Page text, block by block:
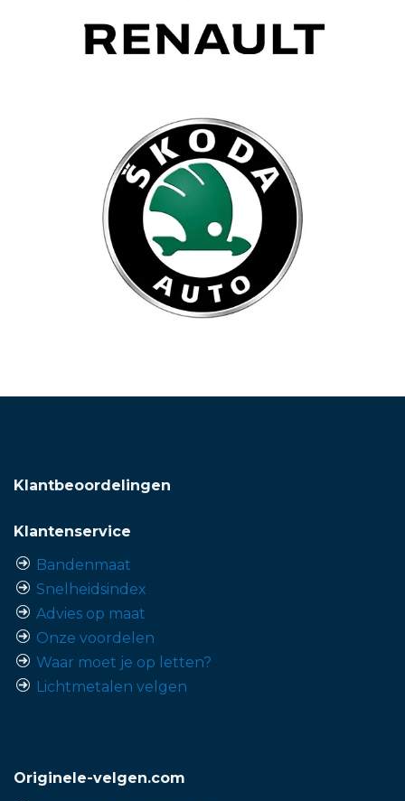
Klantbeoordelingen
Klantenservice
Bandenmaat
Snelheidsindex
Advies op maat
Onze voordelen
Waar moet je op letten?
Lichtmetalen velgen
Originele-velgen.com